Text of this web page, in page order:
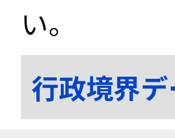
い。
行政境界